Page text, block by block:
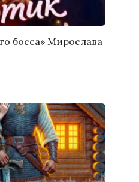
босса» Мирослава